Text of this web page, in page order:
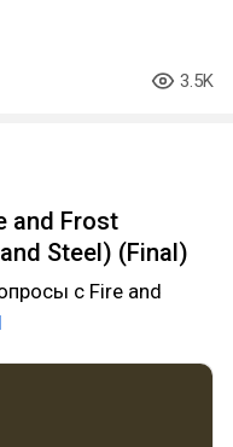
3.5K
and Frost
Steel) (Final)
с Fire and